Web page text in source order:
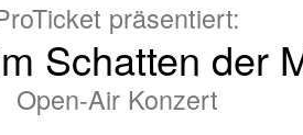
präsentiert:
Schatten der
Open-Air Konzert